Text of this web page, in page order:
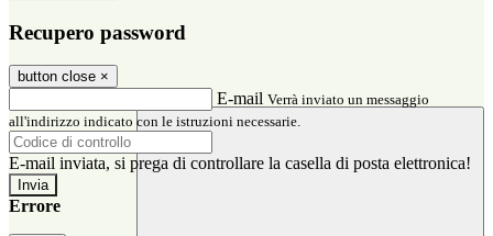
Recupero password
button close ×
E-mail Verrà inviato un messaggio
all'indirizzo indicato con le istruzioni necessarie.
E-mail inviata, si prega di controllare la casella di posta elettronica!
Errore